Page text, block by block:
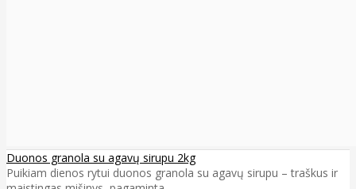
Duonos granola su agavų sirupu 2kg
Puikiam dienos rytui duonos granola su agavų sirupu – traškus ir